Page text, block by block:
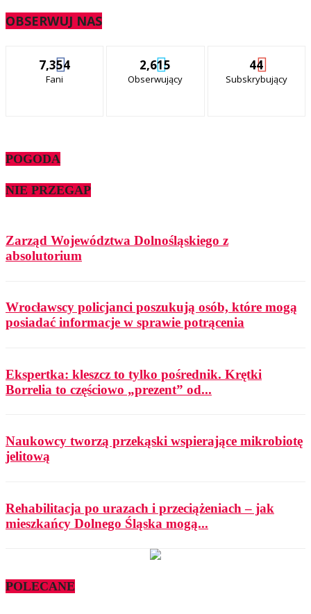
OBSERWUJ NAS
7,354
Fani
2,615
Obserwujący
44
Subskrybujący
POGODA
NIE PRZEGAP
Zarząd Województwa Dolnośląskiego z
absolutorium
Wrocławscy policjanci poszukują osób, które mogą
posiadać informacje w sprawie potrącenia
Ekspertka: kleszcz to tylko pośrednik. Krętki
Borrelia to częściowo „prezent” od...
Naukowcy tworzą przekąski wspierające mikrobiotę
jelitową
Rehabilitacja po urazach i przeciążeniach – jak
mieszkańcy Dolnego Śląska mogą...
POLECANE